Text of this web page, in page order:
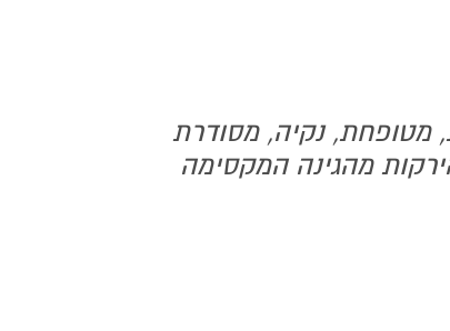
מטופחת, נקיה, מסודרת
מהגינה המקסימה